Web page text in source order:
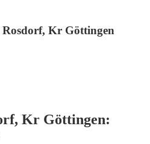
Kr Göttingen
Kr Göttingen: